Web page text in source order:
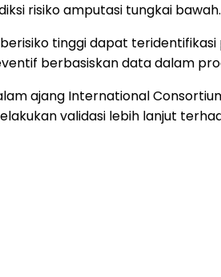
risiko amputasi tungkai
tinggi dapat
berbasiskan data dalam
ajang International
validasi lebih lanjut